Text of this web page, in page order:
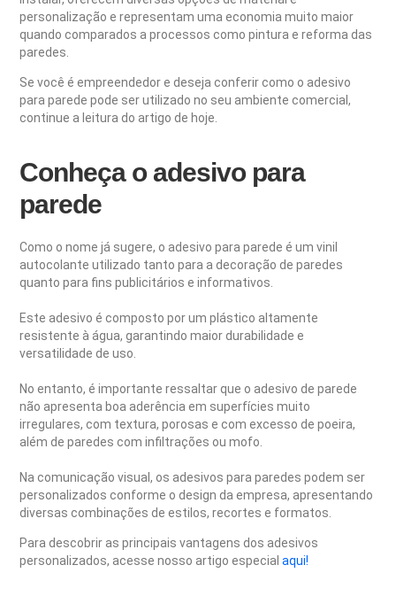
personalização e representam uma economia muito maior
quando comparados a processos como pintura e reforma das
paredes.
Se você é empreendedor e deseja conferir como o adesivo
para parede pode ser utilizado no seu ambiente comercial,
continue a leitura do artigo de hoje.
Conheça o adesivo para
parede
Como o nome já sugere, o adesivo para parede é um vinil
autocolante utilizado tanto para a decoração de paredes
quanto para fins publicitários e informativos.
Este adesivo é composto por um plástico altamente
resistente à água, garantindo maior durabilidade e
versatilidade de uso.
No entanto, é importante ressaltar que o adesivo de parede
não apresenta boa aderência em superfícies muito
irregulares, com textura, porosas e com excesso de poeira,
além de paredes com infiltrações ou mofo.
Na comunicação visual, os adesivos para paredes podem ser
personalizados conforme o design da empresa, apresentando
diversas combinações de estilos, recortes e formatos.
Para descobrir as principais vantagens dos adesivos
personalizados, acesse nosso artigo especialaqui!